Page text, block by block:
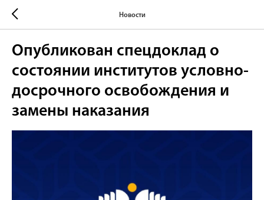
Новости
Опубликован спецдоклад о
состоянии институтов условно-
досрочного освобождения и
замены наказания